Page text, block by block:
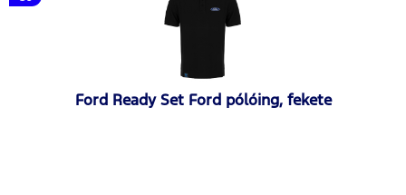
Ford Ready Set Ford pólóing, fekete